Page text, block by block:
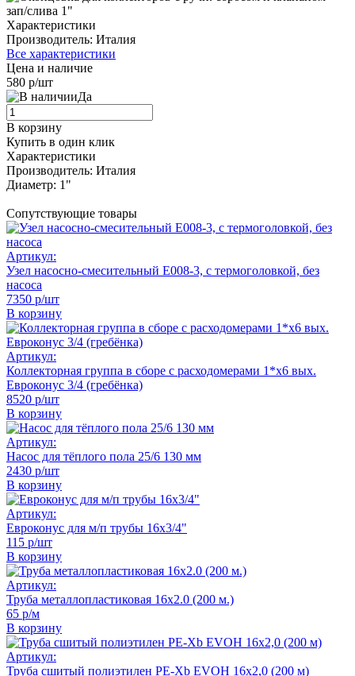
Характеристики
Производитель: Италия
Все характеристики
Цена и наличие
580 р/шт
Да
В корзину
Купить в один клик
Характеристики
Производитель: Италия
Диаметр: 1"
Сопутствующие товары
Артикул:
Узел насосно-смесительный Е008-3, с термоголовкой, без
насоса
7350 р/шт
В корзину
Артикул:
Коллекторная группа в сборе с расходомерами 1*х6 вых.
Евроконус 3/4 (гребёнка)
8520 р/шт
В корзину
Артикул:
Насос для тёплого пола 25/6 130 мм
2430 р/шт
В корзину
Артикул:
Евроконус для м/п трубы 16х3/4"
115 р/шт
В корзину
Артикул:
Труба металлопластиковая 16x2.0 (200 м.)
65 р/м
В корзину
Артикул:
Труба сшитый полиэтилен PE-Xb EVOH 16х2,0 (200 м)